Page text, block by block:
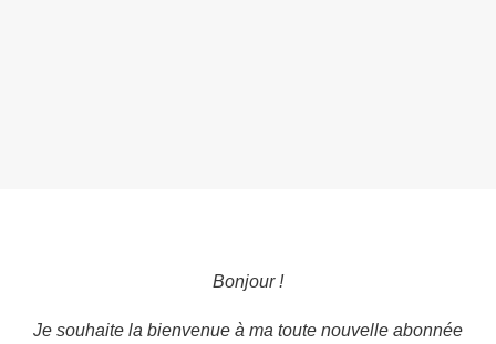
Bonjour !
Je souhaite la bienvenue à ma toute nouvelle abonnée